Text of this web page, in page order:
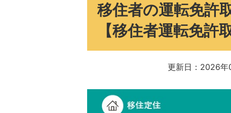
移住者の運転免許
【移住者運転免許
更新日：2026年